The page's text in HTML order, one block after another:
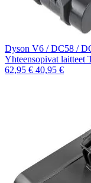
Dyson V6 / DC58 /
Yhteensopivat laitteet
62,95 € 40,95 €